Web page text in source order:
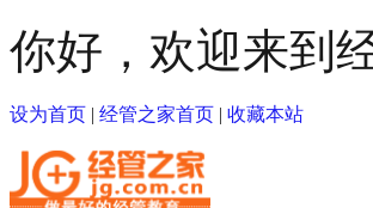
你好，欢迎来到
设为首页 | 经管之家首页 | 收藏本站